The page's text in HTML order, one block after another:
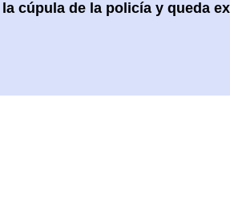
cúpula de la policía y queda